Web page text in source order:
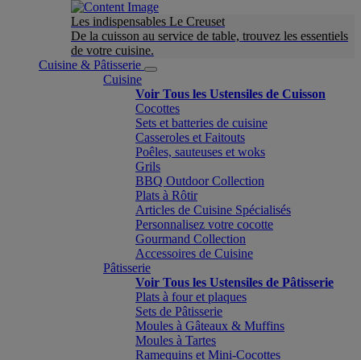
Les indispensables Le Creuset
De la cuisson au service de table, trouvez les essentiels
de votre cuisine.
Cuisine & Pâtisserie
Cuisine
Voir Tous les Ustensiles de Cuisson
Cocottes
Sets et batteries de cuisine
Casseroles et Faitouts
Poêles, sauteuses et woks
Grils
BBQ Outdoor Collection
Plats à Rôtir
Articles de Cuisine Spécialisés
Personnalisez votre cocotte
Gourmand Collection
Accessoires de Cuisine
Pâtisserie
Voir Tous les Ustensiles de Pâtisserie
Plats à four et plaques
Sets de Pâtisserie
Moules à Gâteaux & Muffins
Moules à Tartes
Ramequins et Mini-Cocottes